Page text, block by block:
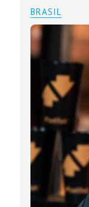
BRASIL